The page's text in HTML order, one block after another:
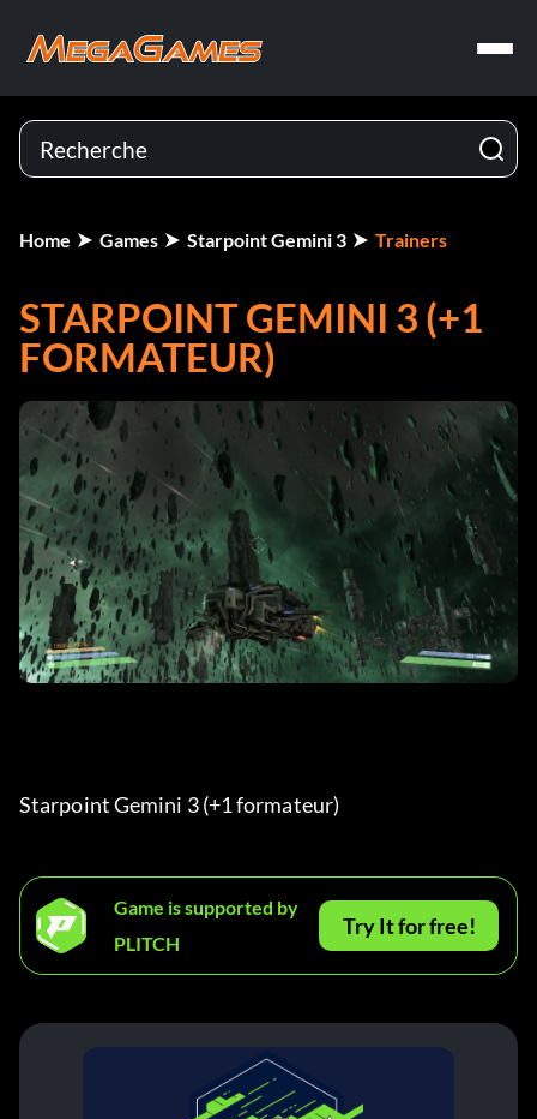
Home Games Starpoint Gemini 3 Trainers
STARPOINT GEMINI 3 (+1
FORMATEUR)
Starpoint Gemini 3 (+1 formateur)
Game is supported by
PLITCH
Try It for free!